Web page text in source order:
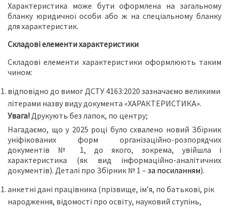
Характеристика може бути оформлена на загальному
бланку юридичної особи або ж на спеціальному бланку
для характеристик.
Складові елементи характеристики
Складові елементи характеристики оформлюють таким
чином:
відповідно до вимог ДСТУ 4163:2020 зазначаємо великими
літерами назву виду документа «ХАРАКТЕРИСТИКА».
Увага!Друкують без лапок, по центру;
Нагадаємо, що у 2025 році було схвалено новий Збірник
уніфікованих форм організаційно-розпорядчих
документів № 1, до якого, зокрема, увійшла і
характеристика (як вид інформаційно-аналітичних
документів). Деталі про Збірник № 1 – за посиланням).
анкетні дані працівника (прізвище, ім’я, по батькові, рік
народження, відомості про освіту, науковий ступінь,